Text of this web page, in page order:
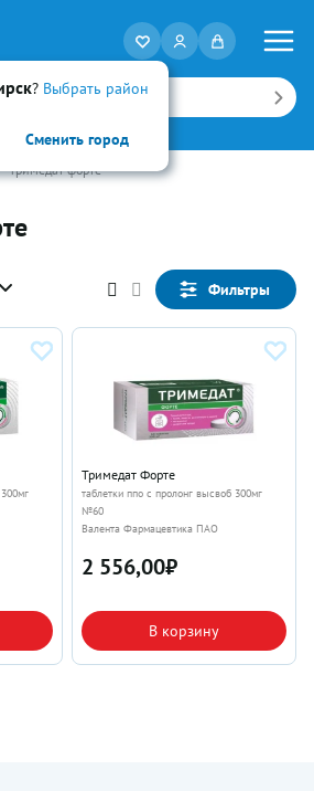
? Выбрать район
Сменить город
Тримедат форте
Фильтры
Тримедат Форте
таблетки ппо с пролонг высвоб 300мг
№60
Валента Фармацевтика ПАО
2 556,00₽
В корзину